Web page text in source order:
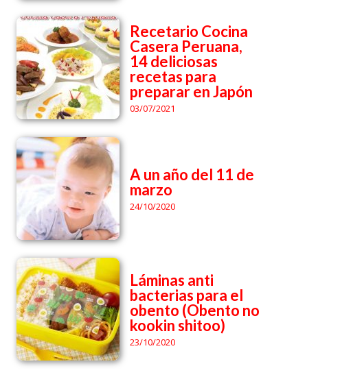
Recetario Cocina
Casera Peruana,
14 deliciosas
recetas para
preparar en Japón
03/07/2021
A un año del 11 de
marzo
24/10/2020
Láminas anti
bacterias para el
obento (Obento no
kookin shitoo)
23/10/2020